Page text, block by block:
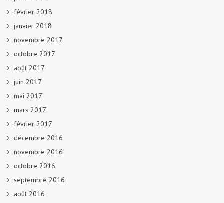
février 2018
janvier 2018
novembre 2017
octobre 2017
août 2017
juin 2017
mai 2017
mars 2017
février 2017
décembre 2016
novembre 2016
octobre 2016
septembre 2016
août 2016